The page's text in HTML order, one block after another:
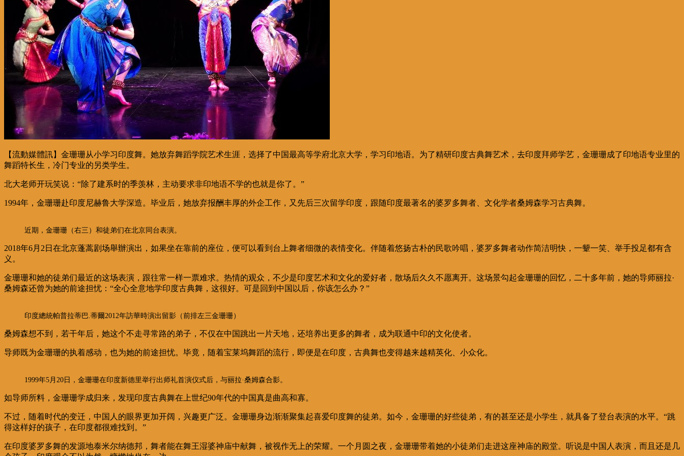
【流動媒體訊】金珊珊从小学习印度舞。她放弃舞蹈学院艺术生涯，选择了中国最高等学府北京大学，学习印地语。为了精研印度古典舞艺术，去印度拜师学艺，金珊珊成了印地语专业里的
舞蹈特长生，冷门专业的另类学生。
北大老师开玩笑说： “除了建系时的季羡林，主动要求非印地语不学的也就是你了。 ”
1994年，金珊珊赴印度尼赫鲁大学深造。毕业后，她放弃报酬丰厚的外企工作，又先后三次留学印度，跟随印度最著名的婆罗多舞者、文化学者桑姆森学习古典舞。
近期，金珊珊（右三）和徒弟们在北京同台表演。
2018年6月2日在北京蓬蒿剧场舉辦演出，如果坐在靠前的座位，便可以看到台上舞者细微的表情变化。伴随着悠扬古朴的民歌吟唱，婆罗多舞者动作简洁明快，一颦一笑、举手投足都有含
义。
金珊珊和她的徒弟们最近的这场表演，跟往常一样一票难求。热情的观众，不少是印度艺术和文化的爱好者，散场后久久不愿离开。这场景勾起金珊珊的回忆，二十多年前，她的导师丽拉·
桑姆森还曾为她的前途担忧： “全心全意地学印度古典舞，这很好。可是回到中国以后，你该怎么办？ ”
印度總統帕普拉蒂巴.蒂爾2012年訪華時演出留影（前排左三金珊珊）
桑姆森想不到，若干年后，她这个不走寻常路的弟子，不仅在中国跳出一片天地，还培养出更多的舞者，成为联通中印的文化使者。
导师既为金珊珊的执着感动，也为她的前途担忧。毕竟，随着宝莱坞舞蹈的流行，即便是在印度，古典舞也变得越来越精英化、小众化。
1999年5月20日，金珊珊在印度新德里举行出师礼首演仪式后，与丽拉·桑姆森合影。
如导师所料，金珊珊学成归来，发现印度古典舞在上世纪90年代的中国真是曲高和寡。
不过，随着时代的变迁，中国人的眼界更加开阔，兴趣更广泛。金珊珊身边渐渐聚集起喜爱印度舞的徒弟。如今，金珊珊的好些徒弟，有的甚至还是小学生，就具备了登台表演的水平。 “跳
得这样好的孩子，在印度都很难找到。 ”
在印度婆罗多舞的发源地泰米尔纳德邦，舞者能在舞王湿婆神庙中献舞，被视作无上的荣耀。一个月圆之夜，金珊珊带着她的小徒弟们走进这座神庙的殿堂。听说是中国人表演，而且还是几